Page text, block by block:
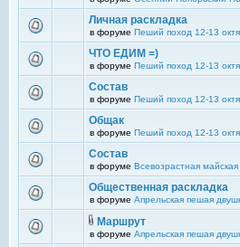
Личная раскладка
в форуме Пеший поход 12-13
ЧТО ЕДИМ =)
в форуме Пеший поход 12-13
Состав
в форуме Пеший поход 12-13
Общак
в форуме Пеший поход 12-13
Состав
в форуме Всевозрастная
Общественная раскладка
в форуме Апрельская пешая
Маршрут
в форуме Апрельская пешая